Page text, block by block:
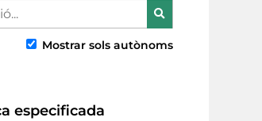
Mostrar sols autònoms
especificada